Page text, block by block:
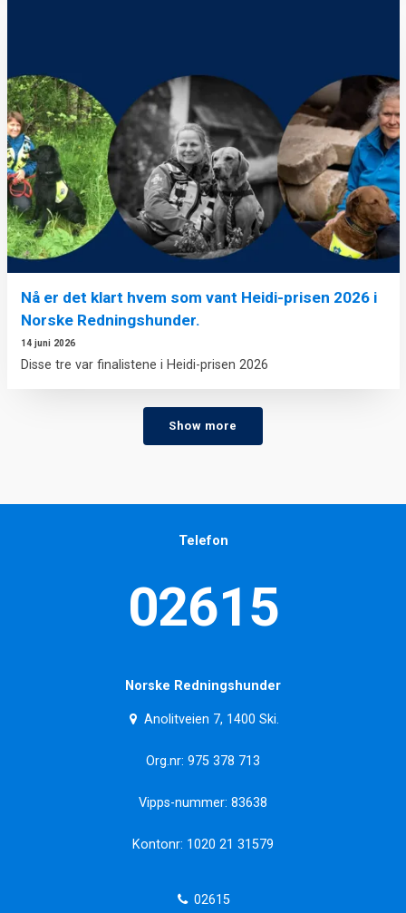
Nå er det klart hvem som vant Heidi-prisen 2026 i
Norske Redningshunder.
14 juni 2026
Disse tre var finalistene i Heidi-prisen 2026
Show more
Telefon
02615
Norske Redningshunder
Anolitveien 7, 1400 Ski.
Org.nr: 975 378 713
Vipps-nummer: 83638
Kontonr: 1020 21 31579
02615